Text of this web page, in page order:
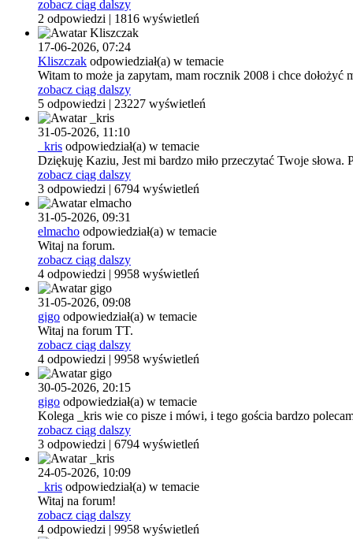
zobacz ciąg dalszy
2 odpowiedzi | 1816 wyświetleń
17-06-2026, 07:24
Kliszczak odpowiedział(a) w temacie
Witam to może ja zapytam, mam rocznik 2008 i chce
zobacz ciąg dalszy
5 odpowiedzi | 23227 wyświetleń
31-05-2026, 11:10
_kris odpowiedział(a) w temacie
Dziękuję Kaziu, Jest mi bardzo miło przeczytać Twoje słowa.
zobacz ciąg dalszy
3 odpowiedzi | 6794 wyświetleń
31-05-2026, 09:31
elmacho odpowiedział(a) w temacie
Witaj na forum.
zobacz ciąg dalszy
4 odpowiedzi | 9958 wyświetleń
31-05-2026, 09:08
gigo odpowiedział(a) w temacie
Witaj na forum TT.
zobacz ciąg dalszy
4 odpowiedzi | 9958 wyświetleń
30-05-2026, 20:15
gigo odpowiedział(a) w temacie
Kolega _kris wie co pisze i mówi, i tego gościa bardzo
zobacz ciąg dalszy
3 odpowiedzi | 6794 wyświetleń
24-05-2026, 10:09
_kris odpowiedział(a) w temacie
Witaj na forum!
zobacz ciąg dalszy
4 odpowiedzi | 9958 wyświetleń